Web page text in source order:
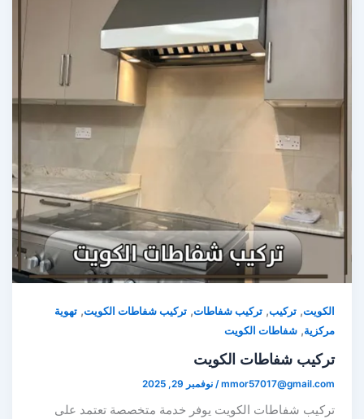
,تركيب ,تركيب شفاطات,تركيب شفاطات الكويت ,تهوية
,شفاطات الكويت
شفاطات الكويت
/نوفمبر 29, 2025
شفاطات الكويت يوفر خدمة متخصصة تعتمد على